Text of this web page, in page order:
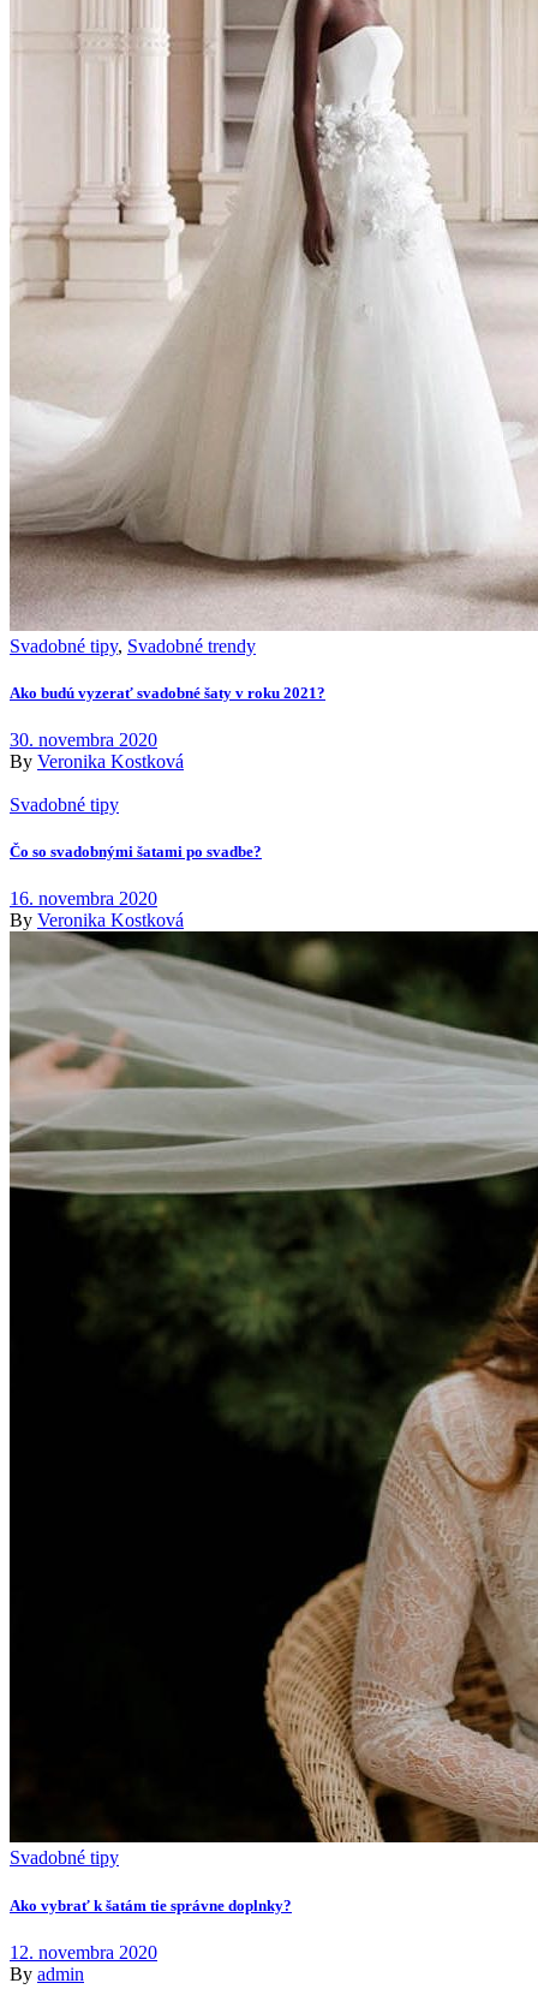
Svadobné tipy, Svadobné trendy
Ako budú vyzerať svadobné šaty v roku 2021?
30. novembra 2020
By Veronika Kostková
Svadobné tipy
Čo so svadobnými šatami po svadbe?
16. novembra 2020
By Veronika Kostková
Svadobné tipy
Ako vybrať k šatám tie správne doplnky?
12. novembra 2020
By admin